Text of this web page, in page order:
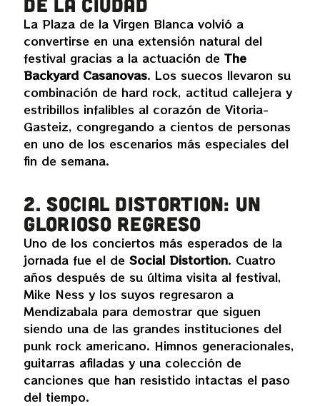
La Plaza de la Virgen Blanca volvió a
convertirse en una extensión natural del
festival gracias a la actuación deThe
Backyard Casanovas. Los suecos llevaron su
combinación de hard rock, actitud callejera y
estribillos infalibles al corazón de Vitoria-
Gasteiz, congregando a cientos de personas
en uno de los escenarios más especiales del
fin de semana.
2. Social Distortion: un
glorioso regreso
Uno de los conciertos más esperados de la
jornada fue el de Social Distortion. Cuatro
años después de su última visita al festival,
Mike Ness y los suyos regresaron a
Mendizabala para demostrar que siguen
siendo una de las grandes instituciones del
punk rock americano. Himnos generacionales,
guitarras afiladas y una colección de
canciones que han resistido intactas el paso
del tiempo.